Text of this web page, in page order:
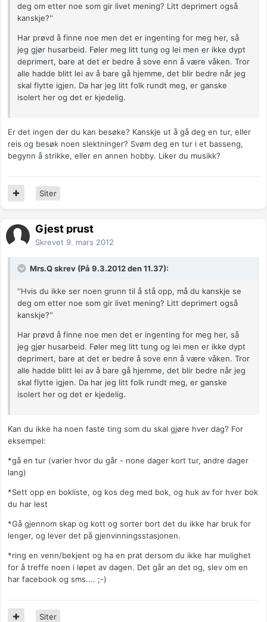
deg om etter noe som gir livet mening? Litt deprimert også
kanskje?''
Har prøvd å finne noe men det er ingenting for meg her, så
jeg gjør husarbeid. Føler meg litt tung og lei men er ikke dypt
deprimert, bare at det er bedre å sove enn å være våken. Tror
alle hadde blitt lei av å bare gå hjemme, det blir bedre når jeg
skal flytte igjen. Da har jeg litt folk rundt meg, er ganske
isolert her og det er kjedelig.
Er det ingen der du kan besøke? Kanskje ut å gå deg en tur, eller
reis og besøk noen slektninger? Svøm deg en tur i et basseng,
begynn å strikke, eller en annen hobby. Liker du musikk?
Siter
Gjest prust
Skrevet 9. mars 2012
Mrs.Q skrev (På 9.3.2012 den 11.37):
''Hvis du ikke ser noen grunn til å stå opp, må du kanskje se
deg om etter noe som gir livet mening? Litt deprimert også
kanskje?''
Har prøvd å finne noe men det er ingenting for meg her, så
jeg gjør husarbeid. Føler meg litt tung og lei men er ikke dypt
deprimert, bare at det er bedre å sove enn å være våken. Tror
alle hadde blitt lei av å bare gå hjemme, det blir bedre når jeg
skal flytte igjen. Da har jeg litt folk rundt meg, er ganske
isolert her og det er kjedelig.
Kan du ikke ha noen faste ting som du skal gjøre hver dag? For
eksempel:
*gå en tur (varier hvor du går - none dager kort tur, andre dager
lang)
*Sett opp en bokliste, og kos deg med bok, og huk av for hver bok
du har lest
*Gå gjennom skap og kott og sorter bort det du ikke har bruk for
lenger, og lever det på gjenvinningsstasjonen.
*ring en venn/bekjent og ha en prat dersom du ikke har mulighet
for å treffe noen i løpet av dagen. Det går an det og, slev om en
har facebook og sms.... ;-)
Siter